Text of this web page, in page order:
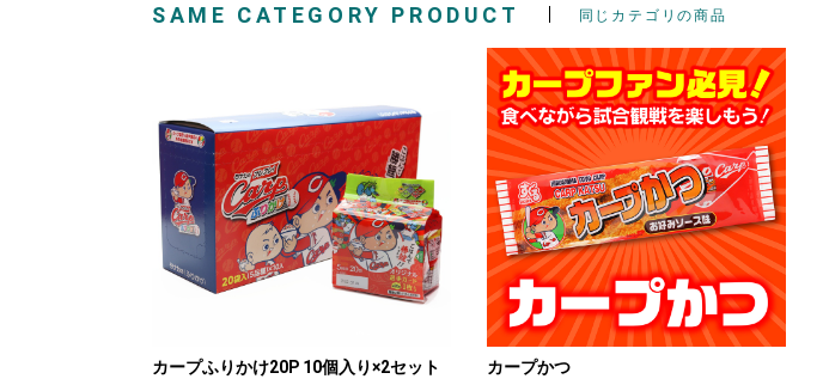
SAME CATEGORY PRODUCT 同じカテゴリの商品
カープふりかけ20P 10個入り×2セット カープかつ